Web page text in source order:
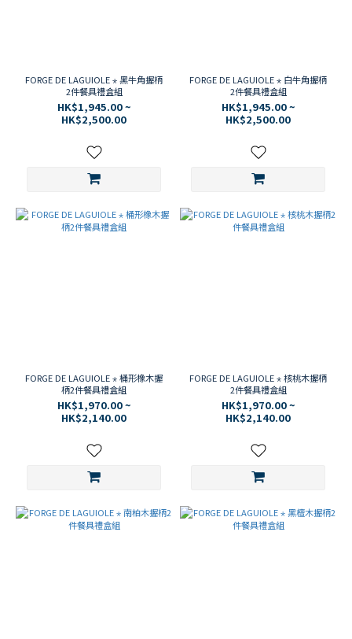
FORGE DE LAGUIOLE ⋆ 黑牛角握柄
2件餐具禮盒組
HK$1,945.00 ~
HK$2,500.00
FORGE DE LAGUIOLE ⋆ 白牛角握柄
2件餐具禮盒組
HK$1,945.00 ~
HK$2,500.00
FORGE DE LAGUIOLE ⋆ 桶形橡木握
柄2件餐具禮盒組
HK$1,970.00 ~
HK$2,140.00
FORGE DE LAGUIOLE ⋆ 核桃木握柄
2件餐具禮盒組
HK$1,970.00 ~
HK$2,140.00